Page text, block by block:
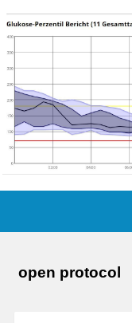
open protocol